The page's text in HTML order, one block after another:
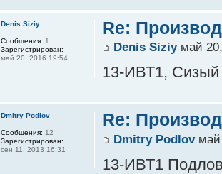
Re:
Denis Siziyмай 20,
13-ИВТ1, Сизый
Denis Siziy
Сообщения: 1
Зарегистрирован:
май 20, 2016 19:54
Re:
Dmitry Podlovмай
13-ИВТ1
Dmitry Podlov
Сообщения: 12
Зарегистрирован:
сен 11, 2013 16:31